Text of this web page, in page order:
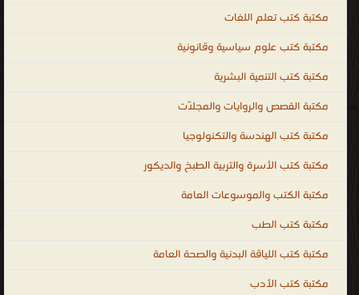
مكتبة كتب تعلم اللغات
مكتبة كتب علوم سياسية وقانونية
مكتبة كتب التنمية البشرية
مكتبة القصص والروايات والمجلّات
مكتبة كتب الهندسة والتكنولوجيا
مكتبة كتب الأسرة والتربية الطبخ والديكور
مكتبة الكتب والموسوعات العامة
مكتبة كتب الطب
مكتبة كتب اللياقة البدنية والصحة العامة
مكتبة كتب الأدب